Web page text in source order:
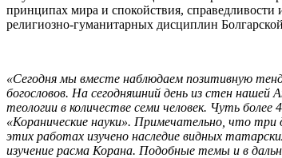
принципах мира и спокойствия,
религиозно-гуманитарных дисциплин
«Сегодня мы вместе наблюдаем позитивную
богословов. На сегодняшний день из стен нашей
теологии в количестве семи человек. Чуть
«Коранические науки». Примечательно, что три
этих работах изучено наследие видных
изучение расма Корана. Подобные темы и в